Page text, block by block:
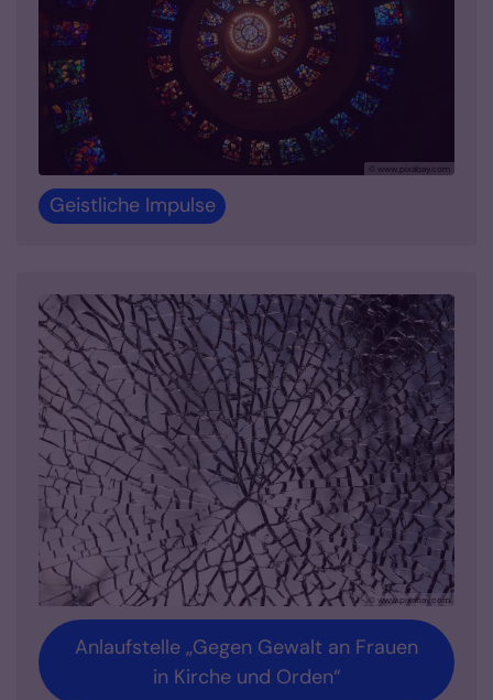
© www.pixabay.com
Geistliche Impulse
© www.pixabay.com
Anlaufstelle „Gegen Gewalt an Frauen
in Kirche und Orden“